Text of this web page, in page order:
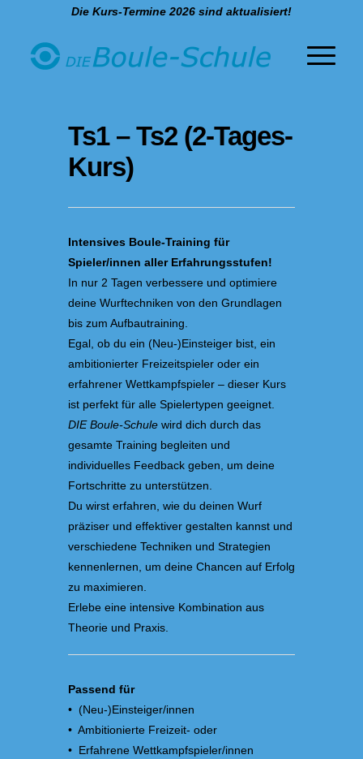
Die Kurs-Termine 2026 sind aktualisiert!
Ts1 – Ts2 (2-Tages-
Kurs)
Intensives Boule-Training für
Spieler/innen aller Erfahrungsstufen!
In nur 2 Tagen verbessere und optimiere
deine Wurftechniken von den Grundlagen
bis zum Aufbautraining.
Egal, ob du ein (Neu-)Einsteiger bist, ein
ambitionierter Freizeitspieler oder ein
erfahrener Wettkampfspieler – dieser Kurs
ist perfekt für alle Spielertypen geeignet.
DIE Boule-Schule wird dich durch das
gesamte Training begleiten und
individuelles Feedback geben, um deine
Fortschritte zu unterstützen.
Du wirst erfahren, wie du deinen Wurf
präziser und effektiver gestalten kannst und
verschiedene Techniken und Strategien
kennenlernen, um deine Chancen auf Erfolg
zu maximieren.
Erlebe eine intensive Kombination aus
Theorie und Praxis.
Passend für
• (Neu-)Einsteiger/innen
• Ambitionierte Freizeit- oder
• Erfahrene Wettkampfspieler/innen